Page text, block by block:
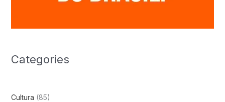
Categories
Cultura (85)